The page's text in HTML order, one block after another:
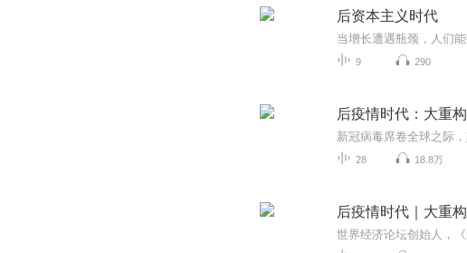
后资本主义时代
9 290
后疫情时代：大重构
28 18.8万
后疫情时代｜大重构